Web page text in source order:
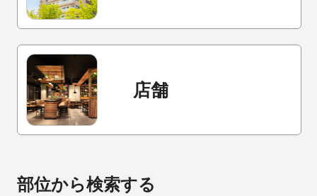
店舗
部位から検索する